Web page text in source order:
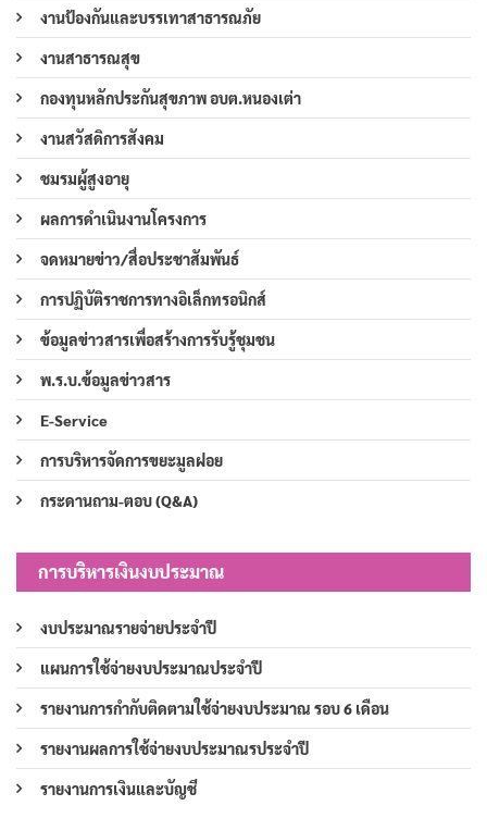
งานป้องกันและบรรเทาสาธารณภัย
งานสาธารณสุข
กองทุนหลักประกันสุขภาพ อบต.หนองเต่า
งานสวัสดิการสังคม
ชมรมผู้สูงอายุ
ผลการดำเนินงานโครงการ
จดหมายข่าว/สื่อประชาสัมพันธ์
การปฏิบัติราชการทางอิเล็กทรอนิกส์
ข้อมูลข่าวสารเพื่อสร้างการรับรู้ชุมชน
พ.ร.บ.ข้อมูลข่าวสาร
E-Service
การบริหารจัดการขยะมูลฝอย
กระดานถาม-ตอบ (Q&A)
การบริหารเงินงบประมาณ
งบประมาณรายจ่ายประจำปี
แผนการใช้จ่ายงบประมาณประจำปี
รายงานการกำกับติดตามใช้จ่ายงบประมาณ รอบ 6 เดือน
รายงานผลการใช้จ่ายงบประมาณรประจำปี
รายงานการเงินและบัญชี